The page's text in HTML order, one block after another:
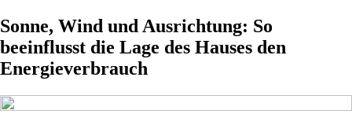
Sonne, Wind und Ausrichtung: So
beeinflusst die Lage des Hauses den
Energieverbrauch